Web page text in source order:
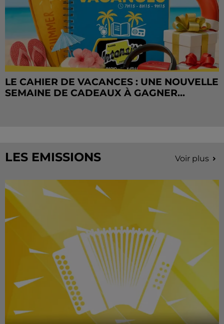
LE CAHIER DE VACANCES : UNE NOUVELLE
SEMAINE DE CADEAUX À GAGNER...
LES EMISSIONS Voir plus